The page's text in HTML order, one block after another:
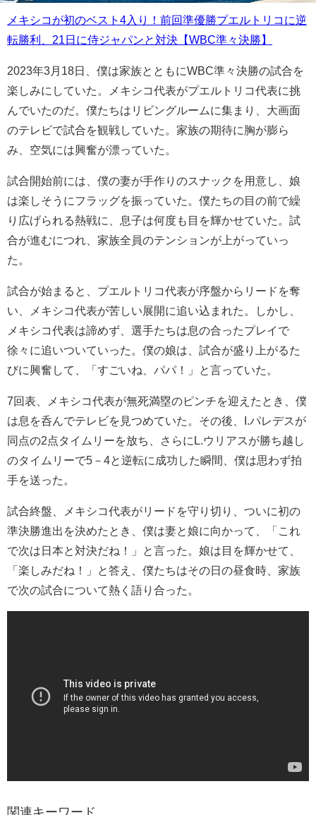
メキシコが初のベスト4入り！前回準優勝プエルトリコに逆
転勝利、21日に侍ジャパンと対決【WBC準々決勝】
2023年3月18日、僕は家族とともにWBC準々決勝の試合を
楽しみにしていた。メキシコ代表がプエルトリコ代表に挑
んでいたのだ。僕たちはリビングルームに集まり、大画面
のテレビで試合を観戦していた。家族の期待に胸が膨ら
み、空気には興奮が漂っていた。
試合開始前には、僕の妻が手作りのスナックを用意し、娘
は楽しそうにフラッグを振っていた。僕たちの目の前で繰
り広げられる熱戦に、息子は何度も目を輝かせていた。試
合が進むにつれ、家族全員のテンションが上がっていっ
た。
試合が始まると、プエルトリコ代表が序盤からリードを奪
い、メキシコ代表が苦しい展開に追い込まれた。しかし、
メキシコ代表は諦めず、選手たちは息の合ったプレイで
徐々に追いついていった。僕の娘は、試合が盛り上がるた
びに興奮して、「すごいね、パパ！」と言っていた。
7回表、メキシコ代表が無死満塁のピンチを迎えたとき、僕
は息を呑んでテレビを見つめていた。その後、I.パレデスが
同点の2点タイムリーを放ち、さらにL.ウリアスが勝ち越し
のタイムリーで5－4と逆転に成功した瞬間、僕は思わず拍
手を送った。
試合終盤、メキシコ代表がリードを守り切り、ついに初の
準決勝進出を決めたとき、僕は妻と娘に向かって、「これ
で次は日本と対決だね！」と言った。娘は目を輝かせて、
「楽しみだね！」と答え、僕たちはその日の昼食時、家族
で次の試合について熱く語り合った。
関連キーワード